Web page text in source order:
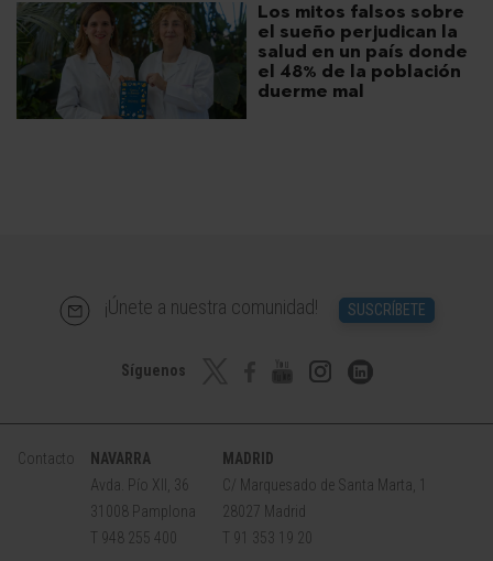
Los mitos falsos sobre
el sueño perjudican la
salud en un país donde
el 48% de la población
duerme mal
¡Únete a nuestra comunidad! SUSCRÍBETE
Síguenos
Contacto
NAVARRA
Avda. Pío XII, 36
31008 Pamplona
T 948 255 400
MADRID
C/ Marquesado de Santa Marta, 1
28027 Madrid
T 91 353 19 20